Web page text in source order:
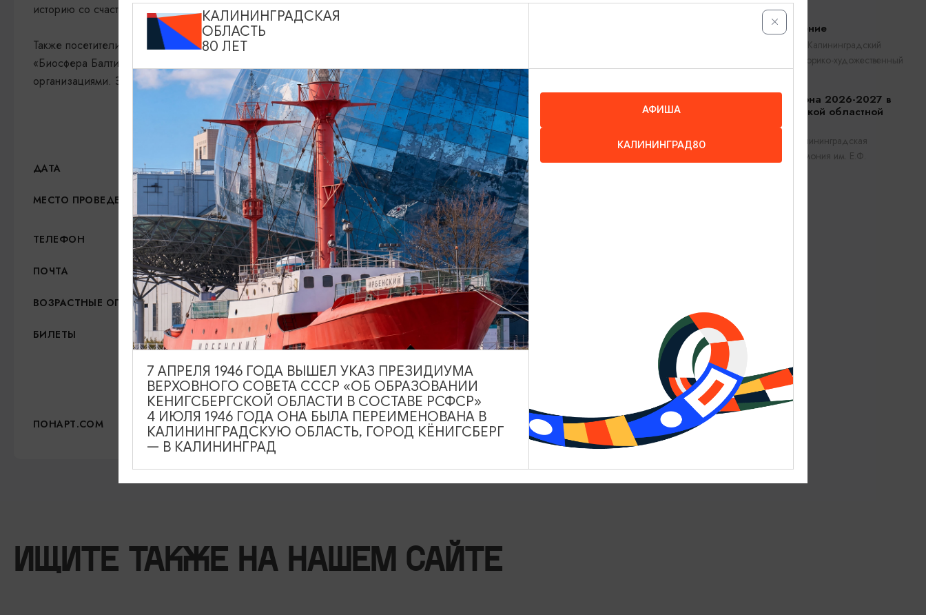
историю со счастливым концом!
Также посетители смогут сделать этот мир немного лучше — на выставке будет представлена коллаборация с АНО институтом
«Биосфера Балтики», который помогает диким животным, пострадавшим от антропогенных факторов, и другими
организациями. Это возможность внести свой вклад в продолжение миссии Ноя и позаботиться о братьях наших меньших.
ДАТА 19.10.2025 - 18.07.2026, 11:00-21:00 ежедневно
МЕСТО ПРОВЕДЕНИЯ Торговый квартал «Понарт», Судостроительная, 4-6, Калининград Показать на карте
ТЕЛЕФОН +7 (991) 485-02-01
ПОЧТА info@kdc-ponarth.ru
ВОЗРАСТНЫЕ ОГРАНИЧЕНИЯ 12+
БИЛЕТЫ
800 рублей с человека - стандартный
Официальный сайт
ПОНАРТ.COM https://понарт.com/
Прикосновение
Калининград, Калининградский
областной историко-художественный
Открытие сезона 2026-2027 в
Калининградской областной
филармонии
Калининград, Калининградская
областная филармония им. Е.Ф.
ИЩИТЕ ТАКЖЕ НА НАШЕМ САЙТЕ
КАЛИНИНГРАДСКАЯ
ОБЛАСТЬ
80 ЛЕТ
АФИША
КАЛИНИНГРАД80
7 АПРЕЛЯ 1946 ГОДА ВЫШЕЛ УКАЗ ПРЕЗИДИУМА
ВЕРХОВНОГО СОВЕТА СССР «ОБ ОБРАЗОВАНИИ
КЕНИГСБЕРГСКОЙ ОБЛАСТИ В СОСТАВЕ РСФСР»
4 ИЮЛЯ 1946 ГОДА ОНА БЫЛА ПЕРЕИМЕНОВАНА В
КАЛИНИНГРАДСКУЮ ОБЛАСТЬ, ГОРОД КЁНИГСБЕРГ
— В КАЛИНИНГРАД